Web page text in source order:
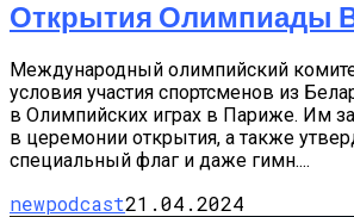
Открытия Олимпиады
Международный олимпийский
условия участия спортсменов из
в Олимпийских играх в Париже. Им
в церемонии открытия, а также
специальный флаг и даже гимн....
newpodcast21.04.2024